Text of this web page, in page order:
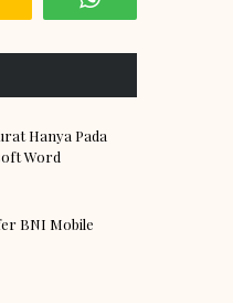
Hanya Pada
Word
BNI Mobile